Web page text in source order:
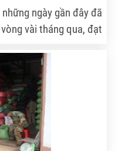
ngày gần đây đã
vài tháng qua, đạt